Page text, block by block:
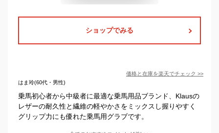
ショップでみる
価格と在庫を楽天でチェック >>
はま玲(60代・男性)
乗馬初心者から中級者に最適な乗馬用品ブランド、Klausの
レザーの耐久性と繊維の軽やかさをミックスし握りやすく
グリップ力にも優れた乗馬用グラブです。